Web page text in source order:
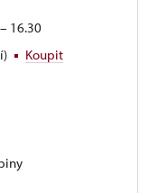
16.30
Koupit